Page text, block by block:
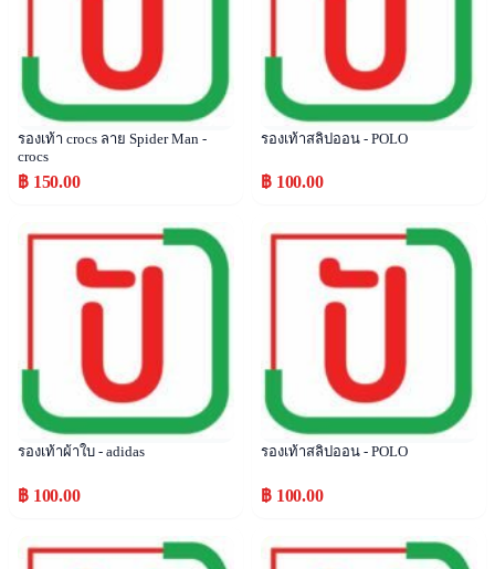
รองเท้า crocs ลาย Spider Man -
crocs
฿ 150.00
รองเท้าสลิปออน - POLO
฿ 100.00
Popular
รองเท้าผ้าใบ - adidas
฿ 100.00
Popular
รองเท้าสลิปออน - POLO
฿ 100.00
Popular Popular